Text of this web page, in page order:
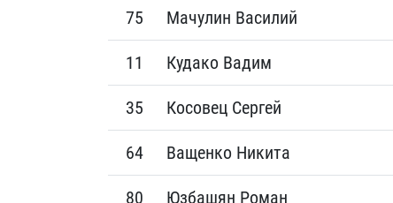
75 Мачулин Василий
11 Кудако Вадим
35 Косовец Сергей
64 Ващенко Никита
80 Юзбашян Роман